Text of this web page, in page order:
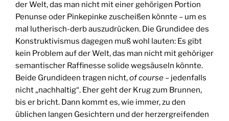
der Welt, das man nicht mit einer gehörigen Portion
Penunse oder Pinkepinke zuscheißen könnte – um es
mal lutherisch-derb auszudrücken. Die Grundidee des
Konstruktivismus dagegen muß wohl lauten: Es gibt
kein Problem auf der Welt, das man nicht mit gehöriger
semantischer Raffinesse solide wegsäuseln könnte.
Beide Grundideen tragen nicht,of course – jedenfalls
nicht „nachhaltig“. Eher geht der Krug zum Brunnen,
bis er bricht. Dann kommt es, wie immer, zu den
üblichen langen Gesichtern und der herzergreifenden